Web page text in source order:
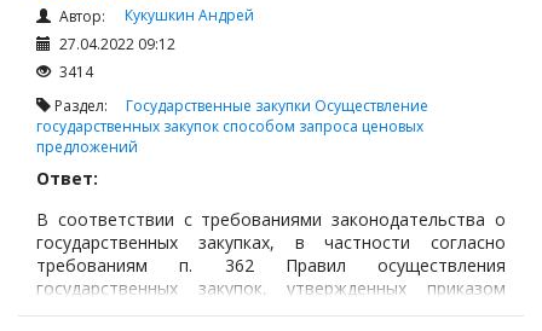
Автор:
Кукушкин Андрей
27.04.2022 09:12
3414
Раздел: Государственные закупки Осуществление
государственных закупок способом запроса ценовых
предложений
Ответ:
В соответствии с требованиями законодательства о
государственных закупках, в частности согласно
требованиям п. 362 Правил осуществления
государственных закупок, утвержденных приказом
Министра финансов Республики Казахстан от 11